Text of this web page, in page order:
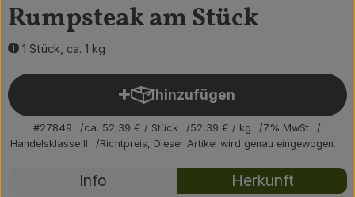
Brodowin besuchen
Rumpsteak am Stück
1 Stück, ca. 1 kg
hinzufügen
Produkt zum Warenkorb
#27849 ca. 52,39 € / Stück 52,39 € / kg
7% MwSt
Handelsklasse II
Richtpreis, Dieser Artikel wird genau eingewogen.
Rezepte
Info Herkunft